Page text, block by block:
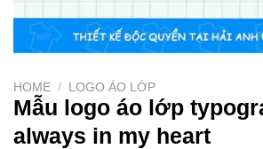
HOME / LOGO ÁO LỚP
Mẫu logo áo lớp
always in my heart